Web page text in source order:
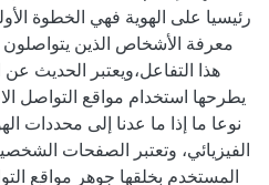
رئيسيا على الهوية فهي الخطوة
معرفة الأشخاص الذين يتواصلون
هذا التفاعل،ويعتبر الحديث عن
يطرحها استخدام مواقع التواصل
نوعا ما إذا ما عدنا إلى محددات
الفيزيائي، وتعتبر الصفحات
المستخدم بخلقها جوهر مواقع